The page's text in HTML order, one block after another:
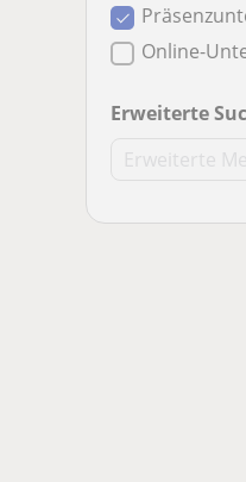
Online-
Erweiterte